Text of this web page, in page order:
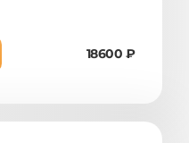
18600 ₽